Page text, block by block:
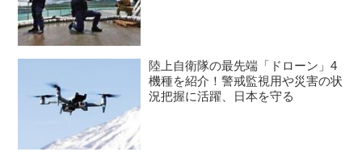
陸上自衛隊の最先端「ドローン」4
機種を紹介！警戒監視用や災害の状
況把握に活躍、日本を守る